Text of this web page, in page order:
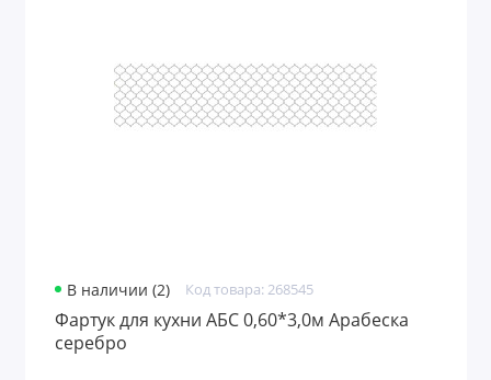
В наличии (2) Код товара: 268545
Фартук для кухни АБС 0,60*3,0м Арабеска
серебро